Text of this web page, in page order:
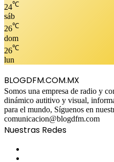
24℃
sáb
26℃
dom
26℃
lun
BLOGDFM.COM.MX
Somos una empresa de radio y
dinámico autitivo y visual,
para el mundo, Síguenos en
comunicacion@blogdfm.com
Nuestras Redes